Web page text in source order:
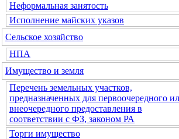
Неформальная занятость
Исполнение майских указов
Сельское хозяйство
НПА
Имущество и земля
Перечень земельных участков,
предназначенных для первоочередного
внеочередного предоставления в
соответствии с ФЗ, законом РА
Торги имущество